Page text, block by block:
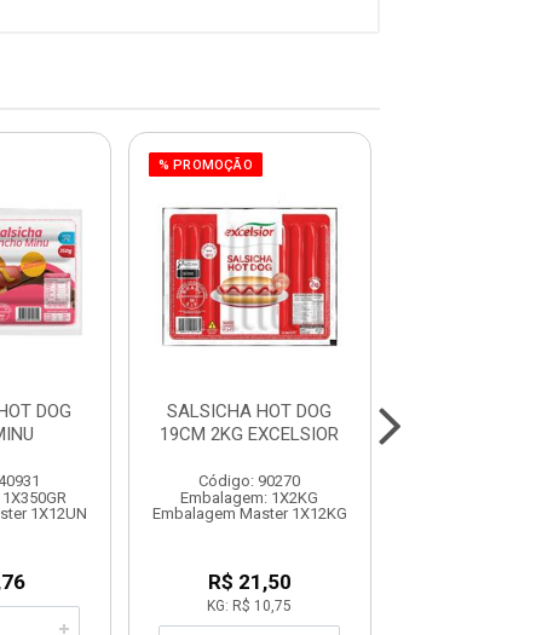
DOG
1X12UN
% PROMOÇÃO
SALSICHA HOT DOG
19CM 2KG EXCELSIOR
Código: 90270
Embalagem: 1X2KG
Embalagem Master 1X12KG
R$ 21,50
KG: R$ 10,75